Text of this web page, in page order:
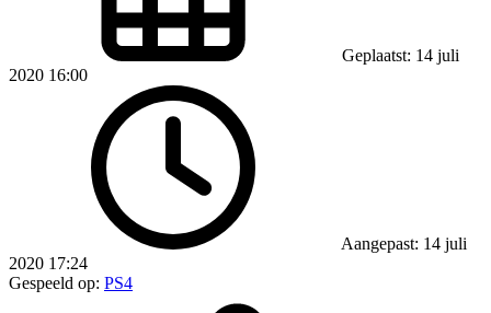
Geplaatst: 14 juli
2020 16:00
Aangepast: 14 juli
2020 17:24
Gespeeld op: PS4